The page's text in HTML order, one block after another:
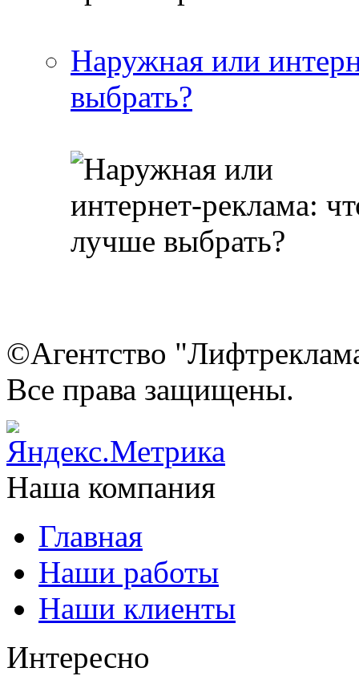
Наружная или
выбрать?
©Агентство
Все права защищены.
Наша компания
Главная
Наши работы
Наши клиенты
Интересно